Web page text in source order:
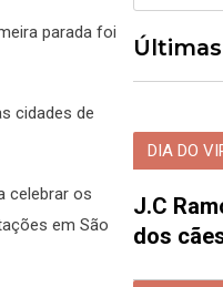
parada foi
cidades de
celebrar os
em São
DIA DO
J.C
dos